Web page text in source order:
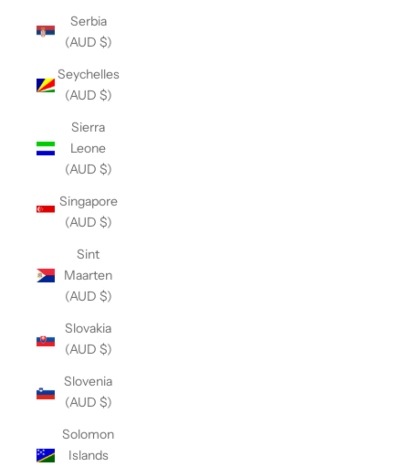
Serbia
(AUD $)
Seychelles
(AUD $)
Sierra
Leone
(AUD $)
Singapore
(AUD $)
Sint
Maarten
(AUD $)
Slovakia
(AUD $)
Slovenia
(AUD $)
Solomon
Islands